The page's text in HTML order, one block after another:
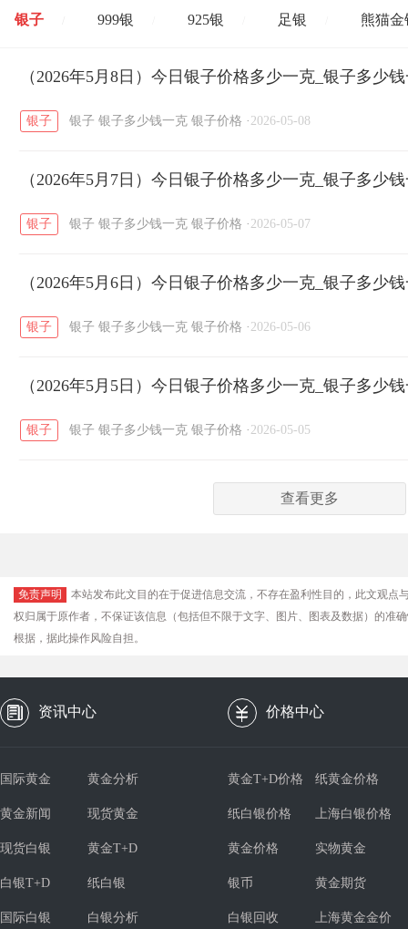
银子 999银 925银 足银 熊猫金
开国纪念币 大清银币 / 长城币 / 老
菜百 周生生 周大生
六福 / 金至尊 / 潮宏基 / 亚一金店
（2026年5月8日）今日银子价格多少一克_银子多少
银子 银子 银子多少钱一克 银子价格 · 2026-05-08
（2026年5月7日）今日银子价格多少一克_银子多少
银子 银子 银子多少钱一克 银子价格 · 2026-05-07
（2026年5月6日）今日银子价格多少一克_银子多少
银子 银子 银子多少钱一克 银子价格 · 2026-05-06
（2026年5月5日）今日银子价格多少一克_银子多少
银子 银子 银子多少钱一克 银子价格 · 2026-05-05
查看更多
免责声明
本站发布此文目的在于促进信息交流，不存在盈利性目的，此文观
权归属于原作者，不保证该信息（包括但不限于文字、图片、图表及数据）的准
根据，据此操作风险自担。
资讯中心 价格中心
国际黄金 黄金分析
黄金新闻 现货黄金
现货白银 黄金T+D
白银T+D 纸白银
国际白银 白银分析
黄金T+D价格 纸黄金价格
纸白银价格 上海白银价格
黄金价格 实物黄金
银币 黄金期货
白银回收 上海黄金金价